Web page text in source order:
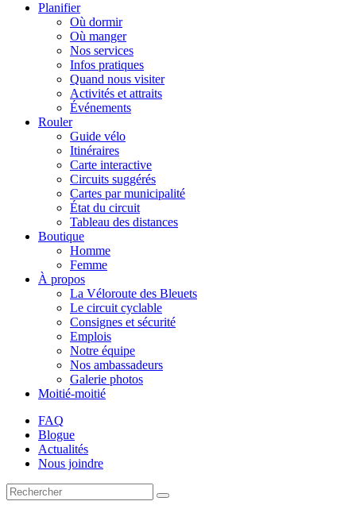
Planifier
Où dormir
Où manger
Nos services
Infos pratiques
Quand nous visiter
Activités et attraits
Événements
Rouler
Guide vélo
Itinéraires
Carte interactive
Circuits suggérés
Cartes par municipalité
État du circuit
Tableau des distances
Boutique
Homme
Femme
À propos
La Véloroute des Bleuets
Le circuit cyclable
Consignes et sécurité
Emplois
Notre équipe
Nos ambassadeurs
Galerie photos
Moitié-moitié
FAQ
Blogue
Actualités
Nous joindre